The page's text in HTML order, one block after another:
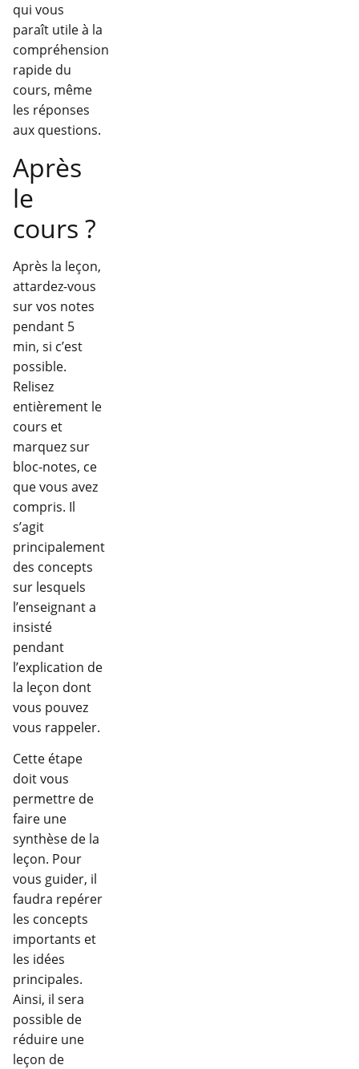
qui vous
paraît utile à la
compréhension
rapide du
cours, même
les réponses
aux questions.
Après
le
cours ?
Après la leçon,
attardez-vous
sur vos notes
pendant 5
min, si c’est
possible.
Relisez
entièrement le
cours et
marquez sur
bloc-notes, ce
que vous avez
compris. Il
s’agit
principalement
des concepts
sur lesquels
l’enseignant a
insisté
pendant
l’explication de
la leçon dont
vous pouvez
vous rappeler.
Cette étape
doit vous
permettre de
faire une
synthèse de la
leçon. Pour
vous guider, il
faudra repérer
les concepts
importants et
les idées
principales.
Ainsi, il sera
possible de
réduire une
leçon de